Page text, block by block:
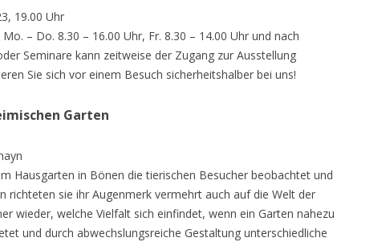
19.00 Uhr
– Do. 8.30 – 16.00 Uhr, Fr. 8.30 – 14.00 Uhr und nach
Seminare kann zeitweise der Zugang zur Ausstellung
Sie sich vor einem Besuch sicherheitshalber bei uns!
Garten
Hausgarten in Bönen die tierischen Besucher beobachtet und
richteten sie ihr Augenmerk vermehrt auch auf die Welt der
wieder, welche Vielfalt sich einfindet, wenn ein Garten nahezu
und durch abwechslungsreiche Gestaltung unterschiedliche